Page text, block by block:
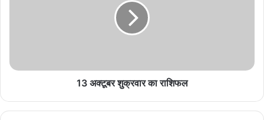
August 7, 2026
रक्षाबंधन पर लगेगा चंद्र ग्रहण, जानें भारत में असर और सूतक
13 अक्टूबर शुक्रवार का राशिफल